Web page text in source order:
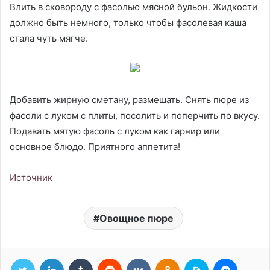
Влить в сковороду с фасолью мясной бульон. Жидкости
должно быть немного, только чтобы фасолевая каша
стала чуть мягче.
Добавить жирную сметану, размешать. Снять пюре из
фасоли с луком с плиты, посолить и поперчить по вкусу.
Подавать мятую фасоль с луком как гарнир или
основное блюдо. Приятного аппетита!
Источник
Овощное пюре
Twitter LinkedIn Tumblr Reddit ВконтактеОдноклассники
Skype